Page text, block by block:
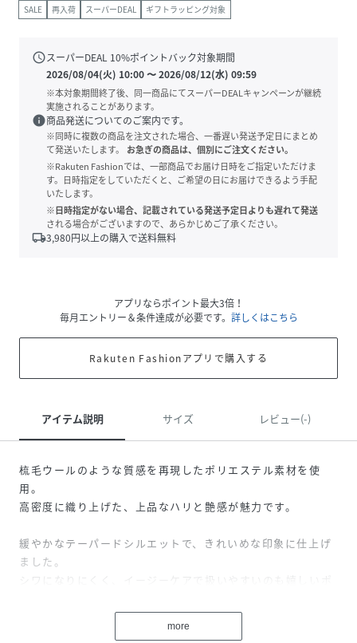
SALE 再入荷 スーパーDEAL ギフトラッピング対象
scheduleスーパーDEAL 10%ポイントバック対象期間
2026/08/04(火) 10:00〜2026/08/12(水) 09:59
※本対象期間終了後、同一商品にてスーパーDEALキャンペーンが継続
実施されることがあります。
info商品発送についてのご案内です。
※同時に複数の商品を注文された場合、一番遅い発送予定日にまとめ
て発送いたします。
お急ぎの商品は、個別にご注文ください。
※Rakuten Fashionでは、一部商品でお届け日時をご指定いただけま
す。日時指定をしていただくと、ご希望の日にお届けできるよう手配
いたします。
※日時指定がない場合、記載されている発送予定日よりも遅れて発送
される場合がございますので、あらかじめご了承ください。
local_shipping3,980円以上の購入で送料無料
アプリならポイント最大3倍！
毎月エントリー＆条件達成が必要です。 詳しくはこちら
Rakuten Fashionアプリで購入する
アイテム説明 サイズ レビュー(-)
梳毛ウールのような質感を再現したポリエステル素材を使
用。
高密度に織り上げた、上品なハリと艶感が魅力です。
緩やかなテーパードシルエットで、きれいめな印象に仕上げ
ました。
シワになりにくく、イージーケアで扱いやすいのも嬉しいポ
後ろウエストにはゴムを通し、リラックスした穿き心地に。
more